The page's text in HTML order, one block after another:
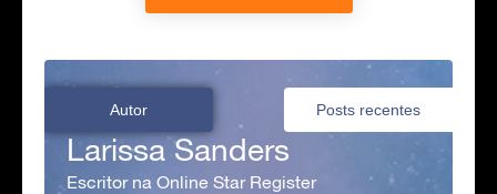
Autor Posts recentes
Larissa Sanders
Escritor na Online Star Register